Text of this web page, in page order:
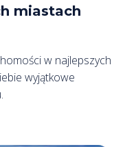
miastach
w najlepszych
wyjątkowe